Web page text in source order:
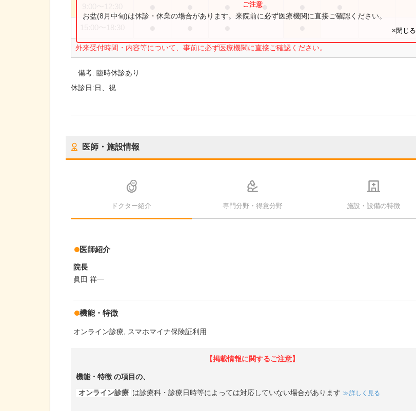
●
外来受付時間・内容等について、事前に必ず医療機関に直接ご確認ください。
お盆(8月中旬)は休診・休業の場合があります。来院前に必ず医療機関に直接ご確認ください。
×閉じる
備考:臨時休診あり
休診日:日、祝
医師・施設情報
ドクター紹介 専門分野・得意分野 施設・設備の特徴
医師紹介
院長
眞田 祥一
機能・特徴
オンライン診療 スマホマイナ保険証利用
【掲載情報に関するご注意】
機能・特徴 の項目の、
オンライン診療 は診療科・診療日時等によっては対応していない場合があります 詳しく見る